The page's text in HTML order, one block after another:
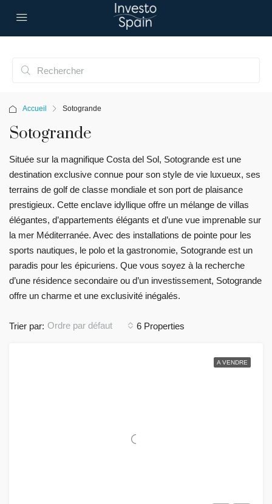
Accueil Sotogrande
Sotogrande
Située sur la magnifique Costa del Sol, Sotogrande est une
destination exclusive connue pour son style de vie luxueux, ses
terrains de golf de classe mondiale et son port de plaisance
prestigieux. Cette enclave idyllique offre un mélange de villas
élégantes, d’appartements élégants et d’une vue imprenable sur
la mer Méditerranée. Avec des installations de pointe pour les
sports nautiques, le polo et la gastronomie, Sotogrande est un
paradis pour les épicuriens. Que vous soyez à la recherche
d’une résidence secondaire ou d’un investissement, Sotogrande
offre un charme et une exclusivité inégalés.
6 Properties
Trier par: Ordre par défaut
A VENDRE